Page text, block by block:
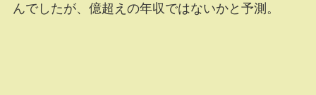
んでしたが、億超えの年収ではないかと予測。